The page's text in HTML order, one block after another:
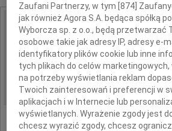
IMIĘ I NAZWISKO: Jan
REGION: cała Polska
DATA EMISJI: 06.11.2024
Zaufani Partnerzy, w tym [874 ]
jak również Agora S.A. będąca spółką
Wyborcza sp. z o.o., będą przetwarzać
osobowe takie jak adresy IP, adresy e-
identyfikatory plików cookie lub inne
tych plikach do celów
na potrzeby wyświetlania reklam
Twoich zainteresowań i preferencji w
aplikacjach i w Internecie lub
wyświetlanych. Wyrażenie zgody jest
chcesz wyrazić zgody, chcesz